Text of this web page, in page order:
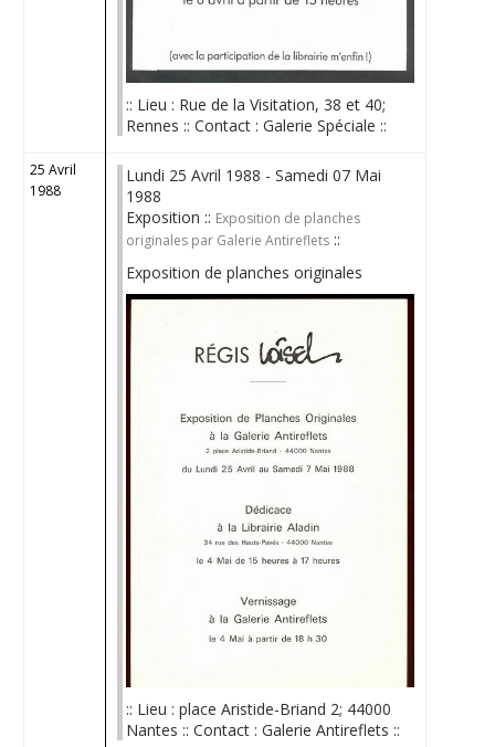
:: Lieu : Rue de la Visitation, 38 et 40;
Rennes :: Contact : Galerie Spéciale ::
25 Avril
1988
Lundi 25 Avril 1988 - Samedi 07 Mai
1988
Exposition :: Exposition de planches
originales par Galerie Antireflets ::
Exposition de planches originales
:: Lieu : place Aristide-Briand 2; 44000
Nantes :: Contact : Galerie Antireflets ::